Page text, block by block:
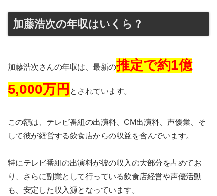
加藤浩次の年収はいくら？
加藤浩次さんの年収は、最新の推定で約1億
5,000万円 とされています。
この額は、テレビ番組の出演料、CM出演料、声優業、そ
して彼が経営する飲食店からの収益を含んでいます。
特にテレビ番組の出演料が彼の収入の大部分を占めてお
り、さらに副業として行っている飲食店経営や声優活動
も、安定した収入源となっています。